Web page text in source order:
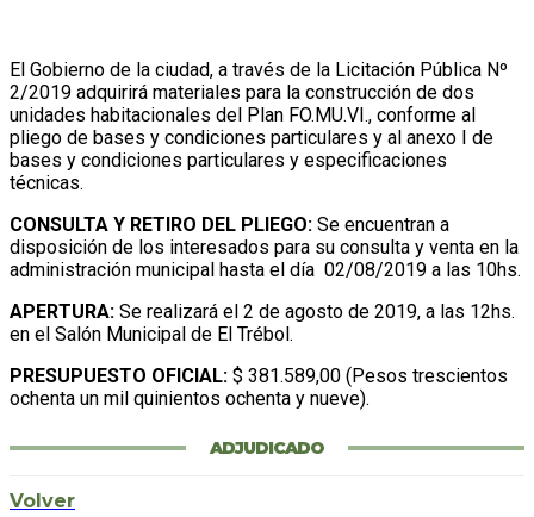
El Gobierno de la ciudad, a través de la Licitación Pública Nº
2/2019 adquirirá materiales para la construcción de dos
unidades habitacionales del Plan FO.MU.VI., conforme al
pliego de bases y condiciones particulares y al anexo I de
bases y condiciones particulares y especificaciones
técnicas.
CONSULTA Y RETIRO DEL PLIEGO: Se encuentran a
disposición de los interesados para su consulta y venta en la
administración municipal hasta el día 02/08/2019 a las 10hs.
APERTURA: Se realizará el 2 de agosto de 2019, a las 12hs.
en el Salón Municipal de El Trébol.
PRESUPUESTO OFICIAL: $ 381.589,00 (Pesos trescientos
ochenta un mil quinientos ochenta y nueve).
ADJUDICADO
Volver